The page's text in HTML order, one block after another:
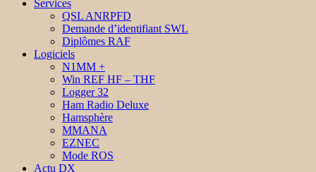
Services
QSL ANRPFD
Demande d’identifiant SWL
Diplômes RAF
Logiciels
N1MM +
Win REF HF – THF
Logger 32
Ham Radio Deluxe
Hamsphère
MMANA
EZNEC
Mode ROS
Actu DX